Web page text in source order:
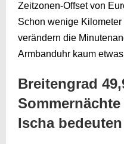
Zeitzonen-Offset von
Schon wenige
verändern die
Armbanduhr kaum
Breitengrad
Ischa bedeuten